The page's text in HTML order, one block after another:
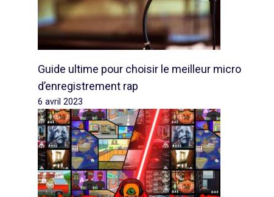
Guide ultime pour choisir le meilleur micro
d’enregistrement rap
6 avril 2023